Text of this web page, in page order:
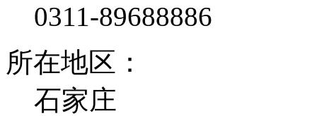
0311-89688886
所在地区：
石家庄